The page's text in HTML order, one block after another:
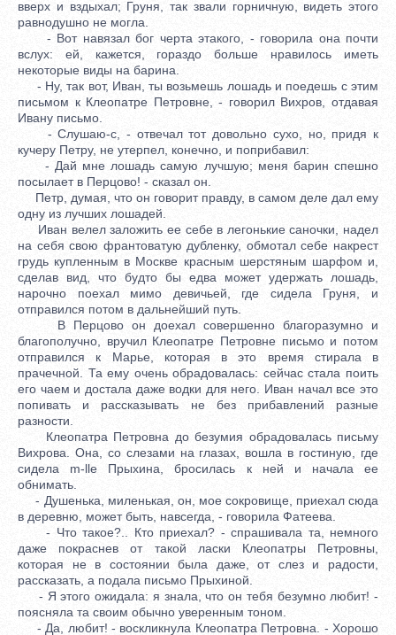
вверх и вздыхал; Груня, так звали горничную, видеть этого
равнодушно не могла.
- Вот навязал бог черта этакого, - говорила она почти
вслух: ей, кажется, гораздо больше нравилось иметь
некоторые виды на барина.
- Ну, так вот, Иван, ты возьмешь лошадь и поедешь с этим
письмом к Клеопатре Петровне, - говорил Вихров, отдавая
Ивану письмо.
- Слушаю-с, - отвечал тот довольно сухо, но, придя к
кучеру Петру, не утерпел, конечно, и поприбавил:
- Дай мне лошадь самую лучшую; меня барин спешно
посылает в Перцово! - сказал он.
Петр, думая, что он говорит правду, в самом деле дал ему
одну из лучших лошадей.
Иван велел заложить ее себе в легонькие саночки, надел
на себя свою франтоватую дубленку, обмотал себе накрест
грудь купленным в Москве красным шерстяным шарфом и,
сделав вид, что будто бы едва может удержать лошадь,
нарочно поехал мимо девичьей, где сидела Груня, и
отправился потом в дальнейший путь.
В Перцово он доехал совершенно благоразумно и
благополучно, вручил Клеопатре Петровне письмо и потом
отправился к Марье, которая в это время стирала в
прачечной. Та ему очень обрадовалась: сейчас стала поить
его чаем и достала даже водки для него. Иван начал все это
попивать и рассказывать не без прибавлений разные
разности.
Клеопатра Петровна до безумия обрадовалась письму
Вихрова. Она, со слезами на глазах, вошла в гостиную, где
сидела m-lle Прыхина, бросилась к ней и начала ее
обнимать.
- Душенька, миленькая, он, мое сокровище, приехал сюда
в деревню, может быть, навсегда, - говорила Фатеева.
- Что такое?.. Кто приехал? - спрашивала та, немного
даже покраснев от такой ласки Клеопатры Петровны,
которая не в состоянии была даже, от слез и радости,
рассказать, а подала письмо Прыхиной.
- Я этого ожидала: я знала, что он тебя безумно любит! -
поясняла та своим обычно уверенным тоном.
- Да, любит! - воскликнула Клеопатра Петровна. - Хорошо